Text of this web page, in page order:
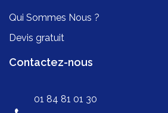
Qui Sommes Nous ?
Devis gratuit
Contactez-nous
01 84 81 01 30